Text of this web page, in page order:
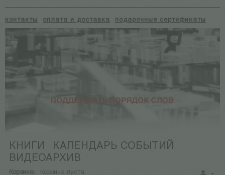
контакты оплата и доставка подарочные сертификаты
КНИГИ
КАЛЕНДАРЬ СОБЫТИЙ
ВИДЕОАРХИВ
Корзина: Корзина пуста